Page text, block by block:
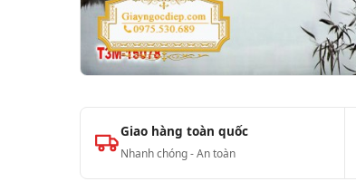
Giao hàng toàn quốc
Nhanh chóng - An toàn